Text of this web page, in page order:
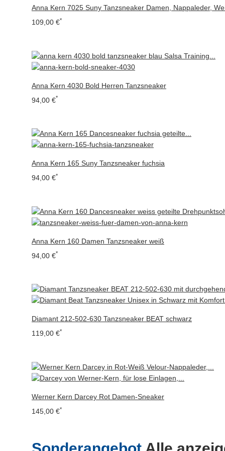
Anna Kern 7025 Suny Tanzsneaker Damen, Nappaleder,
109,00 €*
Anna Kern 4030 Bold Herren Tanzsneaker
94,00 €*
Anna Kern 165 Suny Tanzsneaker fuchsia
94,00 €*
Anna Kern 160 Damen Tanzsneaker weiß
94,00 €*
Diamant 212-502-630 Tanzsneaker BEAT schwarz
119,00 €*
Werner Kern Darcey Rot Damen-Sneaker
145,00 €*